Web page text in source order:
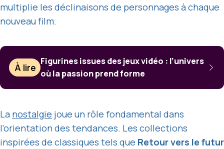
multiplie les déclinaisons de personnages à chaque
nouveau film.
À lire
Figurines issues des jeux vidéo : l’univers
où la passion prend forme
La nostalgie joue un rôle fondamental dans
l’orientation des tendances. Les collections
inspirées de classiques tels que Retour vers le futur